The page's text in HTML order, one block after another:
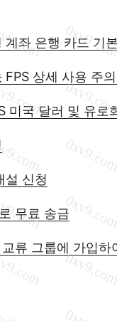
계좌 은행 카드 기
FPS 상세 사용 주
미국 달러 및 유로
설 신청
무료 송금
류 그룹에 가입하